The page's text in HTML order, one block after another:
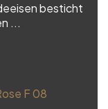
besticht
...